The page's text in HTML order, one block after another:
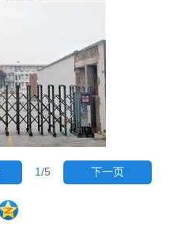
1/5 下一页